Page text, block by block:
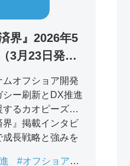
済界』2026年5
3月23日発
載：ベトナム
ョアでレガシ
を推進するカ
ズ代表取締役
コン・フアン
ムオフショア開発
シー刷新とDX推進
するカオピーズ。
界』掲載インタビ
成長戦略と強みを
#オフショア開